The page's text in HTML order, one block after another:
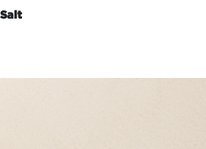
Salt